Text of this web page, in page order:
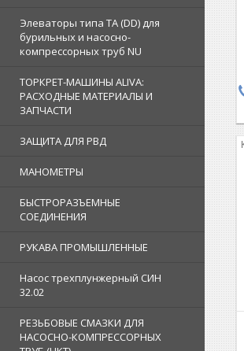
Элеваторы типа TA (DD) для
бурильных и насосно-
компрессорных труб NU
ТОРКРЕТ-МАШИНЫ ALIVA:
РАСХОДНЫЕ МАТЕРИАЛЫ И
ЗАПЧАСТИ
ЗАЩИТА ДЛЯ РВД
МАНОМЕТРЫ
БЫСТРОРАЗЪЕМНЫЕ
СОЕДИНЕНИЯ
РУКАВА ПРОМЫШЛЕННЫЕ
Насос трехплунжерный СИН
32.02
РЕЗЬБОВЫЕ СМАЗКИ ДЛЯ
НАСОСНО-КОМПРЕССОРНЫХ